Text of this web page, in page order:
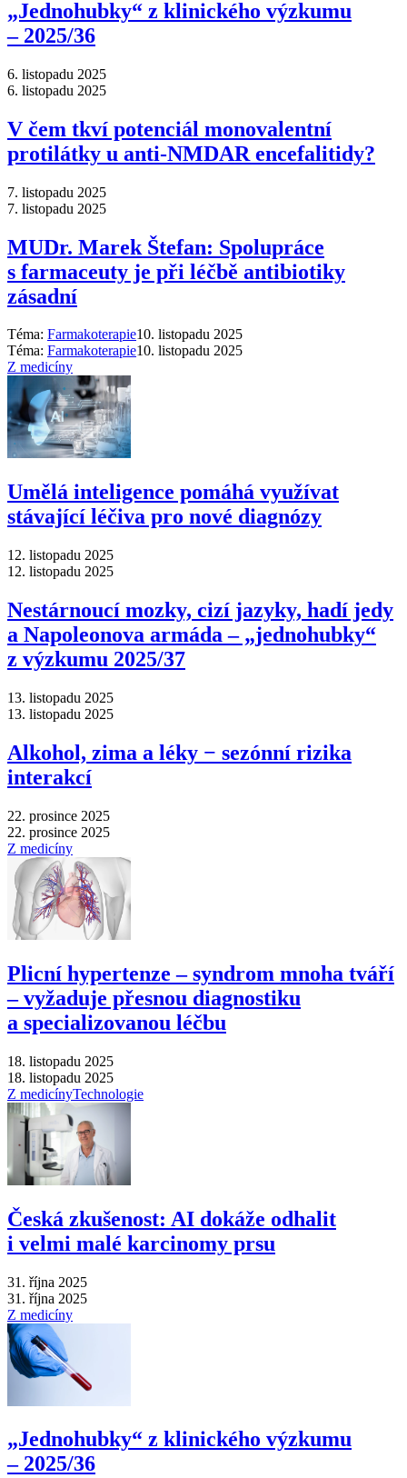
„Jednohubky“ z klinického výzkumu
–⁠ 2025/36
6. listopadu 2025
6. listopadu 2025
V čem tkví potenciál monovalentní
protilátky u anti-NMDAR encefalitidy?
7. listopadu 2025
7. listopadu 2025
MUDr. Marek Štefan: Spolupráce
s farmaceuty je při léčbě antibiotiky
zásadní
Téma: Farmakoterapie10. listopadu 2025
Téma: Farmakoterapie10. listopadu 2025
Z medicíny
Umělá inteligence pomáhá využívat
stávající léčiva pro nové diagnózy
12. listopadu 2025
12. listopadu 2025
Nestárnoucí mozky, cizí jazyky, hadí jedy
a Napoleonova armáda –⁠ „jednohubky“
z výzkumu 2025/37
13. listopadu 2025
13. listopadu 2025
Alkohol, zima a léky −⁠ sezónní rizika
interakcí
22. prosince 2025
22. prosince 2025
Z medicíny
Plicní hypertenze –⁠ syndrom mnoha tváří
–⁠ vyžaduje přesnou diagnostiku
a specializovanou léčbu
18. listopadu 2025
18. listopadu 2025
Z medicínyTechnologie
Česká zkušenost: AI dokáže odhalit
i velmi malé karcinomy prsu
31. října 2025
31. října 2025
Z medicíny
„Jednohubky“ z klinického výzkumu
–⁠ 2025/36